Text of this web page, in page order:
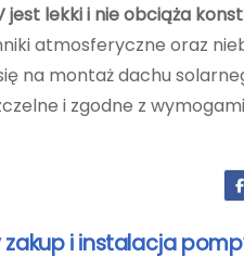
jest lekki i nie obciąża
atmosferyczne oraz
na montaż dachu
i zgodne z
zakup i instalacja